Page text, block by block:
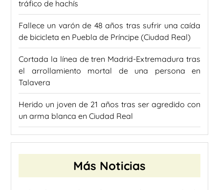
tráfico de hachís
Fallece un varón de 48 años tras sufrir una caída
de bicicleta en Puebla de Príncipe (Ciudad Real)
Cortada la línea de tren Madrid-Extremadura tras
el arrollamiento mortal de una persona en
Talavera
Herido un joven de 21 años tras ser agredido con
un arma blanca en Ciudad Real
Más Noticias